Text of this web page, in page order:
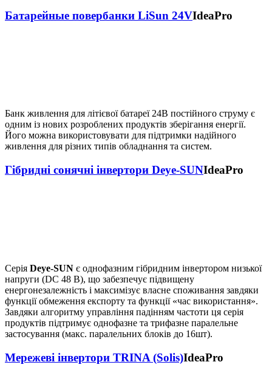
Батарейные повербанки LiSun 24VIdeaPro
Банк живлення для літієвої батареї 24В постійного струму є
одним із нових розроблених продуктів зберігання енергії.
Його можна використовувати для підтримки надійного
живлення для різних типів обладнання та систем.
Гібридні сонячні інвертори Deye-SUNIdeaPro
Серія Deye-SUN є однофазним гібридним інвертором низької
напруги (DC 48 В), що забезпечує підвищену
енергонезалежність і максимізує власне споживання завдяки
функції обмеження експорту та функції «час використання».
Завдяки алгоритму управління падінням частоти ця серія
продуктів підтримує однофазне та трифазне паралельне
застосування (макс. паралельних блоків до 16шт).
Мережеві інвертори TRINA (Solis)IdeaPro